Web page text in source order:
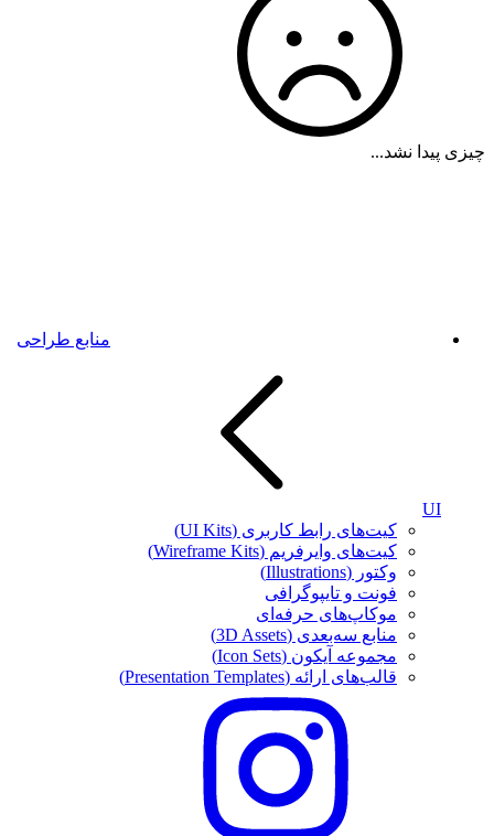
چیزی پیدا نشد...
منابع طراحی
UI
کیت‌های رابط کاربری (UI Kits)
کیت‌های وایرفریم (Wireframe Kits)
وکتور (Illustrations)
فونت‌ و تایپوگرافی
موکاپ‌های حرفه‌ای
منابع سه‌بعدی (3D Assets)
مجموعه آیکون‌ (Icon Sets)
قالب‌های ارائه (Presentation Templates)